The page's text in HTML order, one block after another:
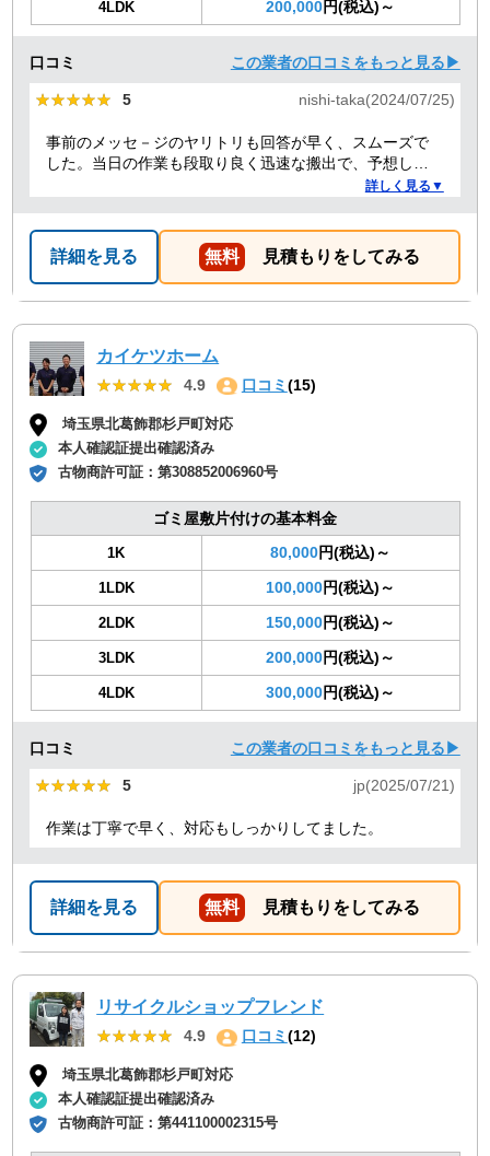
4LDK 200,000円(税込)～
口コミ この業者の口コミをもっと見る▶
★★★★★
★★★★★ 5 nishi-taka(2024/07/25)
事前のメッセ－ジのヤリトリも回答が早く、スムーズで
した。当日の作業も段取り良く迅速な搬出で、予想して
いた時間よりも短時間で完了。 事前打ち合わせ・当日作
詳しく見る▼
詳細を見る 無料 見積もりをしてみる
カイケツホーム
★★★★★
★★★★★ 4.9 口コミ (15)
埼玉県北葛飾郡杉戸町対応
本人確認証提出確認済み
古物商許可証：第308852006960号
ゴミ屋敷片付けの基本料金
1K 80,000円(税込)～
1LDK 100,000円(税込)～
2LDK 150,000円(税込)～
3LDK 200,000円(税込)～
4LDK 300,000円(税込)～
口コミ この業者の口コミをもっと見る▶
★★★★★
★★★★★ 5 jp(2025/07/21)
作業は丁寧で早く、対応もしっかりしてました。
詳細を見る 無料 見積もりをしてみる
リサイクルショップフレンド
★★★★★
★★★★★ 4.9 口コミ(12)
埼玉県北葛飾郡杉戸町対応
本人確認証提出確認済み
古物商許可証：第441100002315号